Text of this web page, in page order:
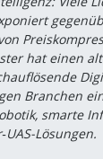
hat einen
Branchen
smarte
Lösungen.